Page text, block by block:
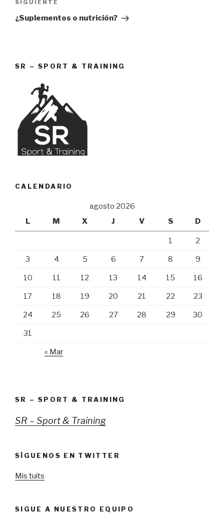
Siguiente
entrada
SIGUIENTE
¿Suplementos o nutrición?
SR – SPORT & TRAINING
CALENDARIO
agosto 2026
L
M X J V S D
1 2
3 4 5 6 7 8 9
10 11 12 13 14 15 16
17 18 19 20 21 22 23
24 25 26 27 28 29 30
31
« Mar
SR – SPORT & TRAINING
SR – Sport & Training
SÍGUENOS EN TWITTER
Mis tuits
SIGUE A NUESTRO EQUIPO